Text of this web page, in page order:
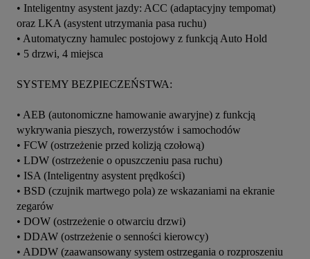
• Inteligentny asystent jazdy: ACC (adaptacyjny tempomat)
oraz LKA (asystent utrzymania pasa ruchu)
• Automatyczny hamulec postojowy z funkcją Auto Hold
• 5 drzwi, 4 miejsca
SYSTEMY BEZPIECZEŃSTWA:
• AEB (autonomiczne hamowanie awaryjne) z funkcją
wykrywania pieszych, rowerzystów i samochodów
• FCW (ostrzeżenie przed kolizją czołową)
• LDW (ostrzeżenie o opuszczeniu pasa ruchu)
• ISA (Inteligentny asystent prędkości)
• BSD (czujnik martwego pola) ze wskazaniami na ekranie
zegarów
• DOW (ostrzeżenie o otwarciu drzwi)
• DDAW (ostrzeżenie o senności kierowcy)
• ADDW (zaawansowany system ostrzegania o rozproszeniu